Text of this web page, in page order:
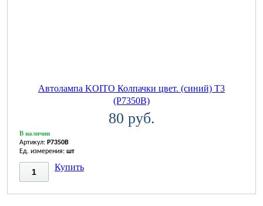
Автолампа KOITO Колпачки цвет. (синий) T3
(P7350B)
80 руб.
В наличии
Артикул: P7350B
Ед. измерения: шт
Купить